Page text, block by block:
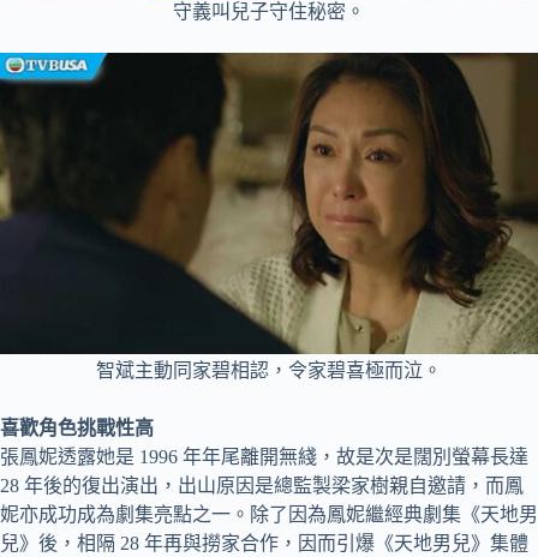
守義叫兒子守住秘密。
智斌主動同家碧相認，令家碧喜極而泣。
喜歡角色挑戰性高
張鳳妮透露她是 1996 年年尾離開無綫，故是次是闊別螢幕長達
28 年後的復出演出，出山原因是總監製梁家樹親自邀請，而鳳
妮亦成功成為劇集亮點之一。除了因為鳳妮繼經典劇集《天地男
兒》後，相隔 28 年再與撈家合作，因而引爆《天地男兒》集體